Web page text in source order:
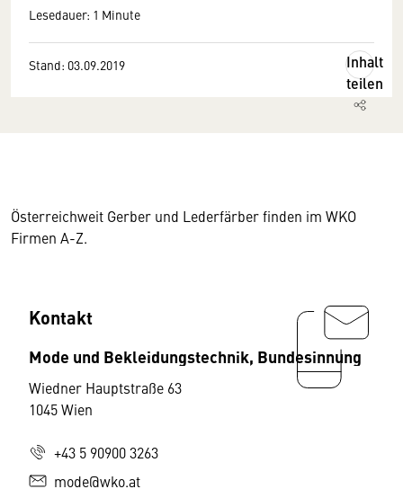
Lesedauer: 1 Minute
Stand: 03.09.2019
Inhalt
teilen
Österreichweit Gerber und Lederfärber finden im WKO
Firmen A-Z.
Kontakt
Mode und Bekleidungstechnik, Bundesinnung
Wiedner Hauptstraße 63
1045 Wien
+43 5 90900 3263
mode@wko.at